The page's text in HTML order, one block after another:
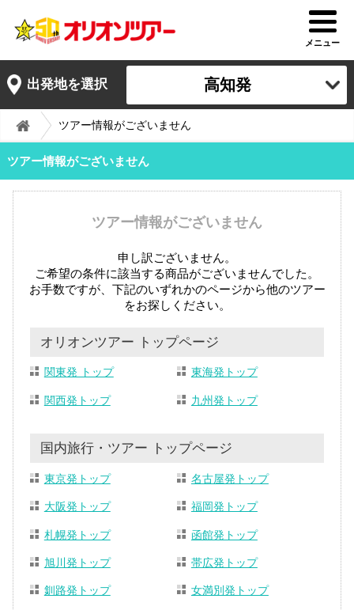
メニュー
出発地を選択 高知発
ツアー情報がございません
ツアー情報がございません
ツアー情報がございません
申し訳ございません。
ご希望の条件に該当する商品がございませんでした。
お手数ですが、下記のいずれかのページから他のツアー
をお探しください。
オリオンツアー トップページ
関東発 トップ 東海発トップ
関西発トップ 九州発トップ
国内旅行・ツアー トップページ
東京発トップ 名古屋発トップ
大阪発トップ 福岡発トップ
札幌発トップ 函館発トップ
旭川発トップ 帯広発トップ
釧路発トップ 女満別発トップ